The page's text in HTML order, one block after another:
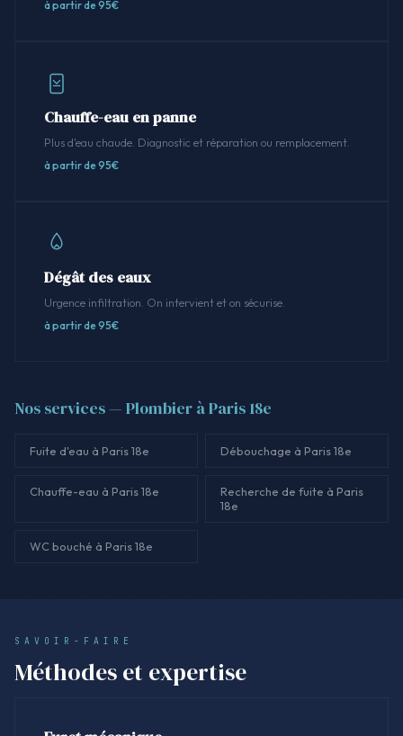
à partir de 95€
Chauffe-eau en panne
Plus d'eau chaude. Diagnostic et réparation ou remplacement.
à partir de 95€
Dégât des eaux
Urgence infiltration. On intervient et on sécurise.
à partir de 95€
Nos services — Plombier à Paris 18e
Fuite d'eau à Paris 18e Débouchage à Paris 18e
Chauffe-eau à Paris 18e
Recherche de fuite à Paris
18e
WC bouché à Paris 18e
SAVOIR-FAIRE
Méthodes et expertise